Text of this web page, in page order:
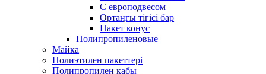
С европодвесом
Ортаңғы тігісі бар
Пакет конус
Полипропиленовые
Майка
Полиэтилен пакеттері
Полипропилен қабы